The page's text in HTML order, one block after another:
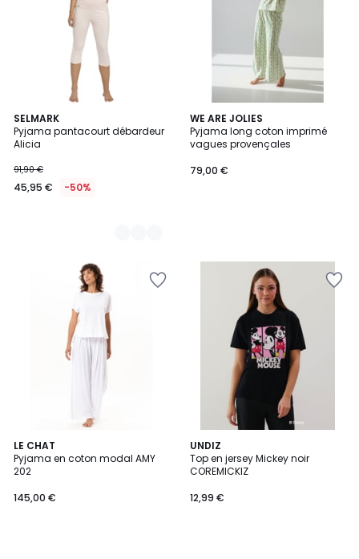
SELMARK
Pyjama pantacourt débardeur
Alicia
91,90 €
45,95 € -50%
2
Couleurs
WE ARE JOLIES
Pyjama long coton imprimé
vagues provençales
79,00 €
LE CHAT
Pyjama en coton modal AMY
202
145,00 €
UNDIZ
Top en jersey Mickey noir
COREMICKIZ
12,99 €